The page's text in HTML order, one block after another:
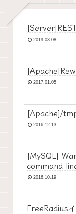
2019.03.08
2017.01.05
[Apache]/
2016.12.13
[MySQL]
command
2016.10.19
FreeRadius